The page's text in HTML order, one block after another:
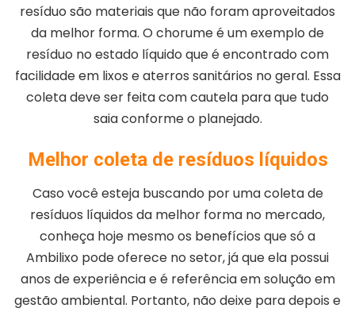
resíduo são materiais que não foram aproveitados
da melhor forma. O chorume é um exemplo de
resíduo no estado líquido que é encontrado com
facilidade em lixos e aterros sanitários no geral. Essa
coleta deve ser feita com cautela para que tudo
saia conforme o planejado.
Melhor coleta de resíduos líquidos
Caso você esteja buscando por uma coleta de
resíduos líquidos da melhor forma no mercado,
conheça hoje mesmo os benefícios que só a
Ambilixo pode oferece no setor, já que ela possui
anos de experiência e é referência em solução em
gestão ambiental. Portanto, não deixe para depois e